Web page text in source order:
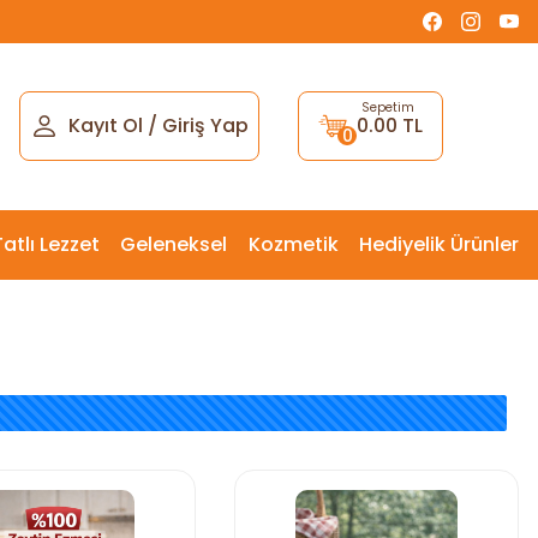
Kayıt Ol / Giriş Yap
Sepetim
0.00 TL
0
Lezzet Geleneksel Kozmetik Hediyelik Ürünler